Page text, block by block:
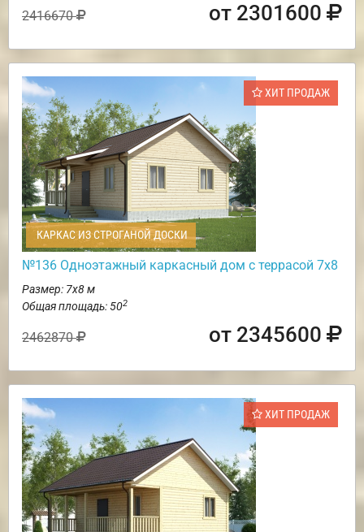
2416670 от 2301600
ХИТ ПРОДАЖ
КАРКАС ИЗ СТРОГАНОЙ ДОСКИ
№136 Одноэтажный каркасный дом с террасой 7х8
Размер: 7х8 м
Общая площадь: 502
2462870 от 2345600
ХИТ ПРОДАЖ